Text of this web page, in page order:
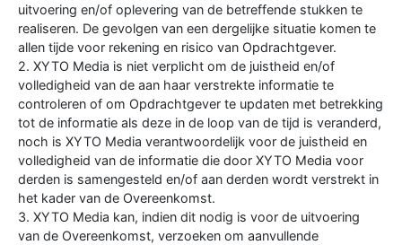
uitvoering en/of oplevering van de betreffende stukken te
realiseren. De gevolgen van een dergelijke situatie komen te
allen tijde voor rekening en risico van Opdrachtgever.
2. XYTO Media is niet verplicht om de juistheid en/of
volledigheid van de aan haar verstrekte informatie te
controleren of om Opdrachtgever te updaten met betrekking
tot de informatie als deze in de loop van de tijd is veranderd,
noch is XYTO Media verantwoordelijk voor de juistheid en
volledigheid van de informatie die door XYTO Media voor
derden is samengesteld en/of aan derden wordt verstrekt in
het kader van de Overeenkomst.
3. XYTO Media kan, indien dit nodig is voor de uitvoering
van de Overeenkomst, verzoeken om aanvullende